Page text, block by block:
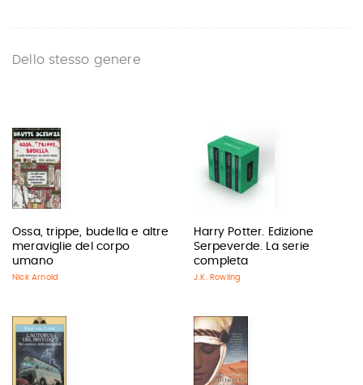
Dello stesso genere
Ossa, trippe, budella e altre
meraviglie del corpo
umano
Nick Arnold
Harry Potter. Edizione
Serpeverde. La serie
completa
J.K. Rowling